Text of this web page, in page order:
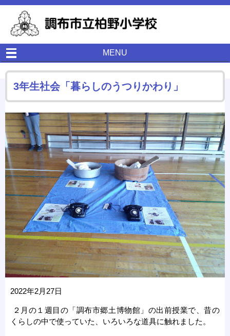
MENU
3年生社会「暮らしのうつりかわり」
2022年2月27日
２月の１週目の「調布市郷土博物館」の出前授業で、昔の
くらしの中で使っていた、いろいろな道具に触れました。